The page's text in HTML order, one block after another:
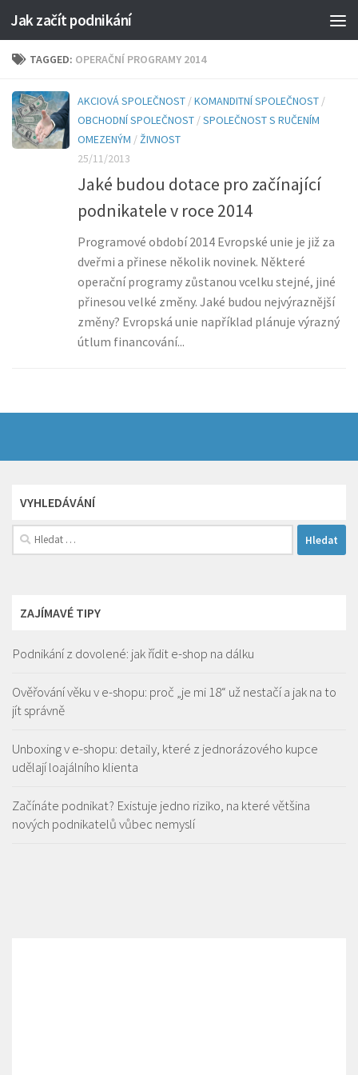
Jak začít podnikání
TAGGED: OPERAČNÍ PROGRAMY 2014
AKCIOVÁ SPOLEČNOST /KOMANDITNÍ SPOLEČNOST /
OBCHODNÍ SPOLEČNOST /SPOLEČNOST S RUČENÍM
OMEZENÝM /ŽIVNOST
25/11/2013
Jaké budou dotace pro začínající
podnikatele v roce 2014
Programové období 2014 Evropské unie je již za
dveřmi a přinese několik novinek. Některé
operační programy zůstanou vcelku stejné, jiné
přinesou velké změny. Jaké budou nejvýraznější
změny? Evropská unie například plánuje výrazný
útlum financování...
VYHLEDÁVÁNÍ
Vyhledávání
ZAJÍMAVÉ TIPY
Podnikání z dovolené: jak řídit e-shop na dálku
Ověřování věku v e-shopu: proč „je mi 18“ už nestačí a jak na to
jít správně
Unboxing v e-shopu: detaily, které z jednorázového kupce
udělají loajálního klienta
Začínáte podnikat? Existuje jedno riziko, na které většina
nových podnikatelů vůbec nemyslí